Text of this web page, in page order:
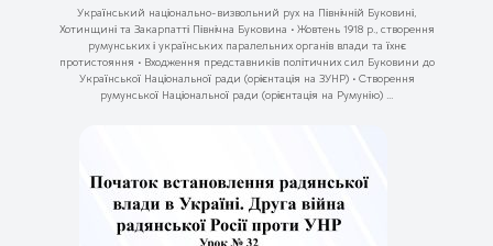
Український національно-визвольний рух на Північній Буковині,
Хотинщині та Закарпатті Північна Буковина • Жовтень 1918 р., створення
румунських і українських паралельних органів влади та їхнє
протистояння • Входження представників політичних сил Буковини до
Української Національної ради (орієнтація на ЗУНР) • Створення
румунської Національної ради (орієнтація на Румунію) ...